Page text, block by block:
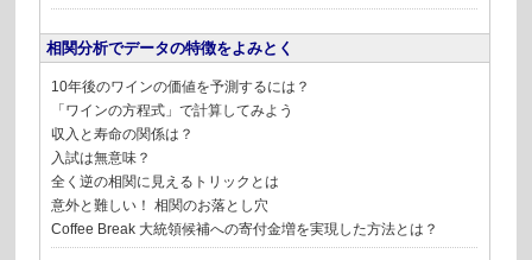
相関分析でデータの特徴をよみとく
10年後のワインの価値を予測するには？
「ワインの方程式」で計算してみよう
収入と寿命の関係は？
入試は無意味？
全く逆の相関に見えるトリックとは
意外と難しい！ 相関のお落とし穴
Coffee Break 大統領候補への寄付金増を実現した方法とは？